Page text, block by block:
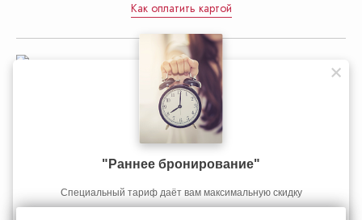
Как оплатить картой
Управление делами Президента
Официальный интернет-портал
Президента Республики Беларусь
Избавьтесь от стресса и напряжения: попробуйте наш новый
тариф на проживание RELAX & SPA!
"Раннее бронирование"
Cпециальный тариф даёт вам максимальную скидку
Если Вы планируете длительную поездку в Минск, то у нас для
Вас есть специальное предложение!
Избавьтесь от стресса и напряжения: попробуйте наш новый
тариф на проживание RELAX & SPA!